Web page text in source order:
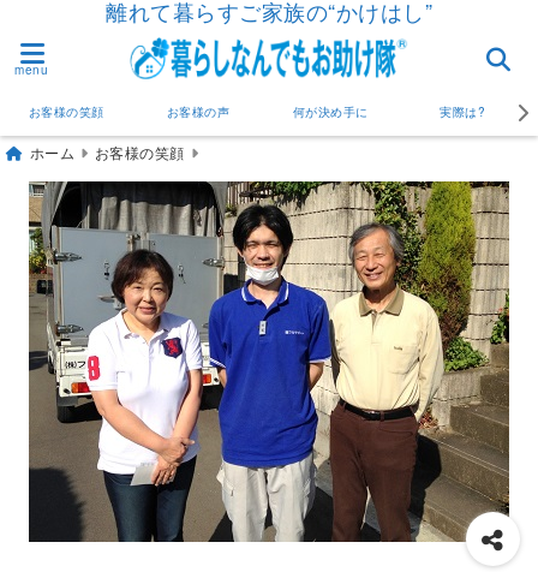
離れて暮らすご家族の“かけはし”
menu
お客様の笑顔 お客様の声 何が決め手に 実際は?
ホーム お客様の笑顔